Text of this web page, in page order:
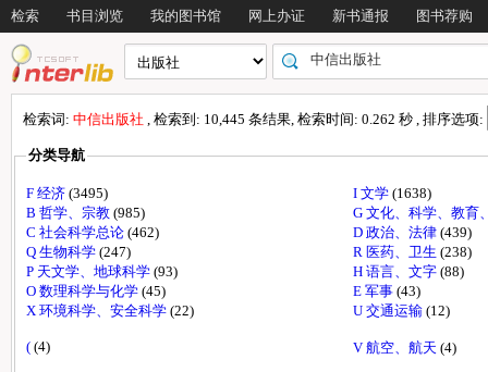
检索 书目浏览 我的图书馆 网上办证 新书通报 图书荐购
检索词: 中信出版社 , 检索到: 10,445 条结果, 检索时间: 0.262 秒 , 排序选项:
分类导航
F 经济 (3495) I 文学 (1638)
B 哲学、宗教 (985)
G 文化、科学、教育
C 社会科学总论 (462) D 政治、法律 (439)
Q 生物科学 (247) R 医药、卫生 (238)
P 天文学、地球科学 (93) H 语言、文字 (88)
O 数理科学与化学 (45) E 军事 (43)
X 环境科学、安全科学 (22) U 交通运输 (12)
( (4) V 航空、航天 (4)